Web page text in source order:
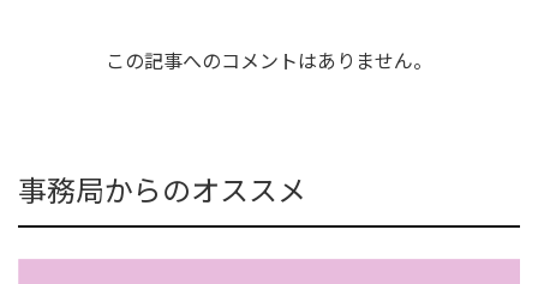
この記事へのコメントはありません。
事務局からのオススメ